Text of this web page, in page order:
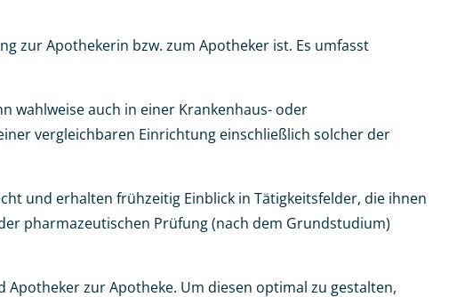
zur Apothekerin bzw. zum Apotheker ist. Es umfasst
wahlweise auch in einer Krankenhaus- oder
vergleichbaren Einrichtung einschließlich solcher der
und erhalten frühzeitig Einblick in Tätigkeitsfelder, die ihnen
pharmazeutischen Prüfung (nach dem Grundstudium)
zur Apotheke. Um diesen optimal zu gestalten,